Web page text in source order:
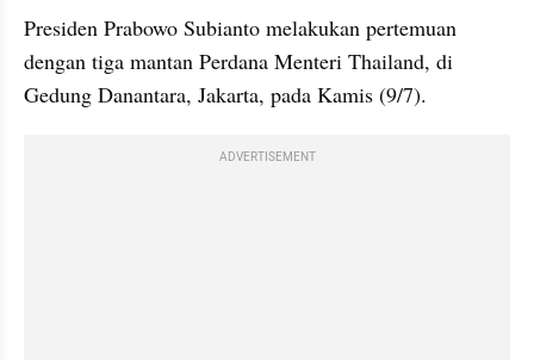
Presiden Prabowo Subianto melakukan pertemuan
dengan tiga mantan Perdana Menteri Thailand, di
Gedung Danantara, Jakarta, pada Kamis (9/7).
ADVERTISEMENT